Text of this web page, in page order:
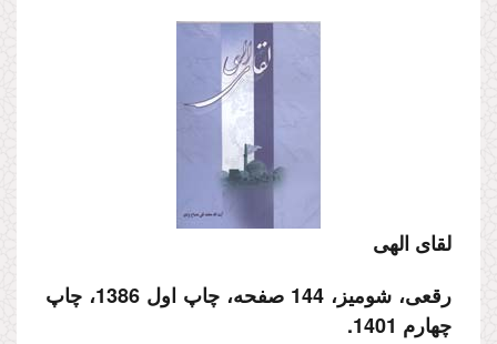
لقای الهی
رقعی، شومیز، 144 صفحه، چاپ اول 1386، چاپ
چهارم 1401.